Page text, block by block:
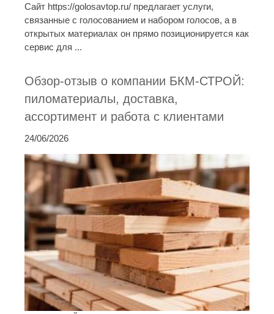
Сайт https://golosavtop.ru/ предлагает услуги,
связанные с голосованием и набором голосов, а в
открытых материалах он прямо позиционируется как
сервис для ...
Обзор-отзыв о компании БКМ-СТРОЙ:
пиломатериалы, доставка,
ассортимент и работа с клиентами
24/06/2026